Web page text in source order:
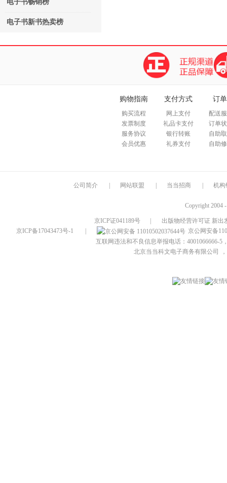
电子书畅销榜
电子书新书热卖榜
购物指南
购买流程
发票制度
服务协议
会员优惠
支付方式
网上支付
礼品卡支付
银行转账
礼券支付
订
配送
订单
自助
自助
公司简介 网站联盟 当当招商 机构
Copyright 2004
京ICP证041189号
出版物经营许可证 新出
京ICP备17043473号-1
京公网安备
互联网违法和不良信息举报电话：4001066666-5
北京当当科文电子商务有限公司